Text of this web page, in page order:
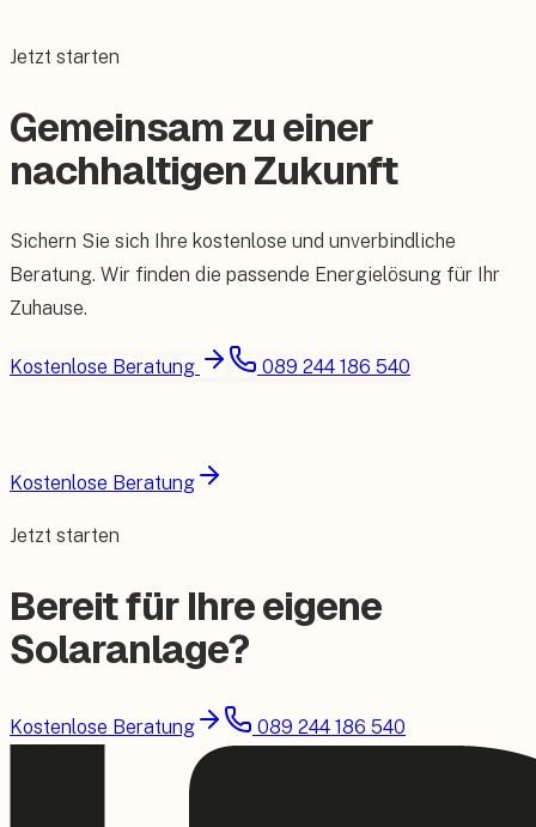
Jetzt starten
Gemeinsam zu einer
nachhaltigen Zukunft
Sichern Sie sich Ihre kostenlose und unverbindliche
Beratung. Wir finden die passende Energielösung für Ihr
Zuhause.
Kostenlose Beratung 089 244 186 540
Kostenlose Beratung
Jetzt starten
Bereit für Ihre eigene
Solaranlage?
Kostenlose Beratung 089 244 186 540